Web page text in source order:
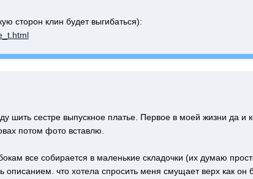
сторон клин будет выгибаться):
шить сестре выпускное платье. Первое в моей жизни да
потом фото вставлю.
все собирается в маленькие складочки (их думаю
описанием. что хотела спросить меня смущает верх как